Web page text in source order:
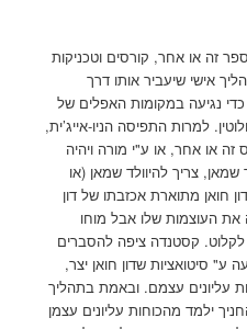
זה או אחר, קורסים וטכניקות
אישי שיעביר אותו דרך
נגיעה במקומות האפלים של
למרות התפיסה הניו-אייג’ית,
או אחר, או ע"י מורה ויהיה
צריך להיוולד שמאן (או
חואן מתוארת אכזבתו של דון
העוצמות שלו אבל מוחו
קסטנדה ציפה להסברים
ע" סיטואציות שדון חואן יצר,
עליונים עצמם. ובאמת בתהליך
ילמד מהכוחות עליונים עצמן